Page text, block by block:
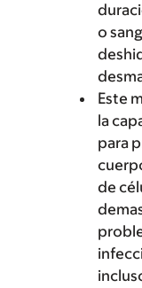
o
Este
la
para
de